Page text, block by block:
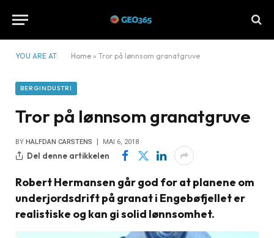
YOU ARE AT: Home » Tror på lønnsom granatgruve
BERGINDUSTRI
Tror på lønnsom granatgruve
BY HALFDAN CARSTENS MAI 6, 2018
Del denne artikkelen
Robert Hermansen går god for at planene om
underjordsdrift på granat i Engebøfjellet er
realistiske og kan gi solid lønnsomhet.